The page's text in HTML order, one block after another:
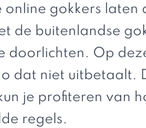
online gokkers
de buitenlandse
doorlichten. Op
dat niet
je profiteren van
regels.